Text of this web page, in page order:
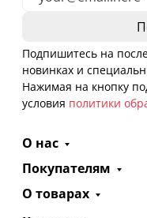
Подпишитесь на
новинках и
Нажимая на кнопку
условия политики
О нас
Покупателям
О товарах